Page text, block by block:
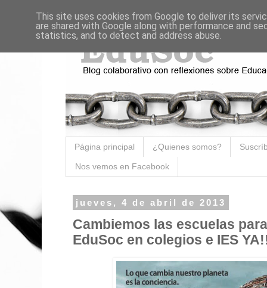
Página principal ¿Quienes somos?
Nos vemos en Facebook
jueves, 4 de abril de 2013
Cambiemos las escuelas
EduSoc en colegios e IES
This site uses cookies from Google to deliver its
are shared with Google along with performance and
statistics, and to detect and address abuse.